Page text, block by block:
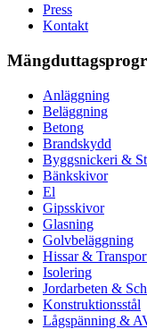
Press
Kontakt
Anläggning
Beläggning
Betong
Brandskydd
Byggsnickeri &
Bänkskivor
El
Gipsskivor
Glasning
Golvbeläggning
Hissar &
Isolering
Jordarbeten &
Konstruktionsstål
Lågspänning &